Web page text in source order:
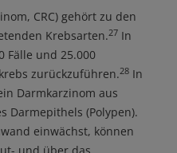
CRC) gehört zu den
Krebsarten.27 In
Fälle und 25.000
zurückzuführen.28 In
Darmkarzinom aus
Darmepithels (Polypen).
einwächst, können